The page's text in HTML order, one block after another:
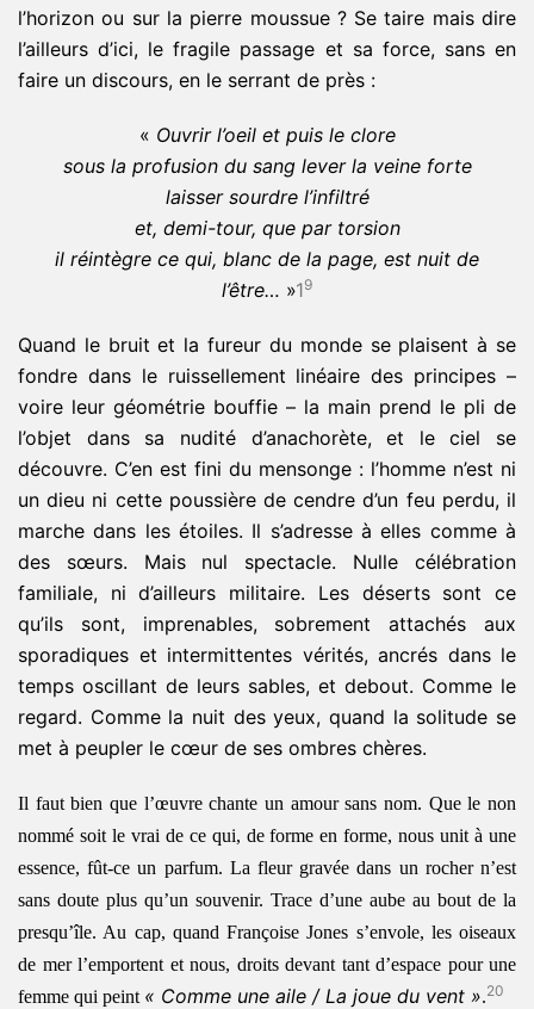
l’horizon ou sur la pierre moussue ? Se taire mais dire
l’ailleurs d’ici, le fragile passage et sa force, sans en
faire un discours, en le serrant de près :
« Ouvrir l’oeil et puis le clore
sous la profusion du sang lever la veine forte
laisser sourdre l’infiltré
et, demi-tour, que par torsion
il réintègre ce qui, blanc de la page, est nuit de
l’être… »19
Quand le bruit et la fureur du monde se plaisent à se
fondre dans le ruissellement linéaire des principes –
voire leur géométrie bouffie – la main prend le pli de
l’objet dans sa nudité d’anachorète, et le ciel se
découvre. C’en est fini du mensonge : l’homme n’est ni
un dieu ni cette poussière de cendre d’un feu perdu, il
marche dans les étoiles. Il s’adresse à elles comme à
des sœurs. Mais nul spectacle. Nulle célébration
familiale, ni d’ailleurs militaire. Les déserts sont ce
qu’ils sont, imprenables, sobrement attachés aux
sporadiques et intermittentes vérités, ancrés dans le
temps oscillant de leurs sables, et debout. Comme le
regard. Comme la nuit des yeux, quand la solitude se
met à peupler le cœur de ses ombres chères.
Il faut bien que l’œuvre chante un amour sans nom. Que le non
nommé soit le vrai de ce qui, de forme en forme, nous unit à une
essence, fût-ce un parfum. La fleur gravée dans un rocher n’est
sans doute plus qu’un souvenir. Trace d’une aube au bout de la
presqu’île. Au cap, quand Françoise Jones s’envole, les oiseaux
de mer l’emportent et nous, droits devant tant d’espace pour une
femme qui peint « Comme une aile / La joue du vent ».20